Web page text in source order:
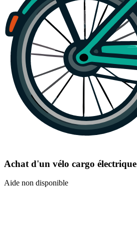
Achat d'un vélo cargo électrique
Aide non disponible